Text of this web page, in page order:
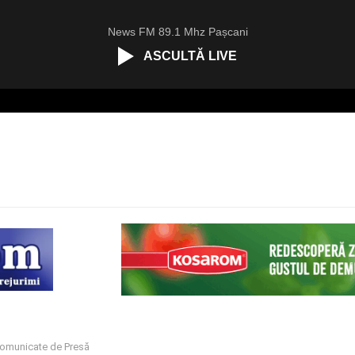
News FM 89.1 Mhz Pașcani
ASCULTĂ LIVE
de Presă